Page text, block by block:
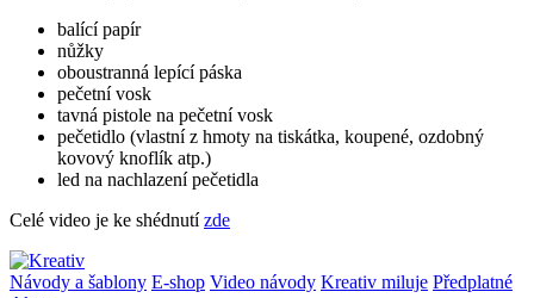
balící papír
nůžky
oboustranná lepící páska
pečetní vosk
tavná pistole na pečetní vosk
pečetidlo (vlastní z hmoty na tiskátka, koupené, ozdobný
kovový knoflík atp.)
led na nachlazení pečetidla
Celé video je ke shédnutízde
Návody a šablony E-shop Video návody Kreativ miluje Předplatné